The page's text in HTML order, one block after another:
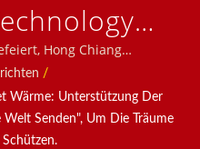
"Liebe
Hong Chiang
für die jährliche
Welt senden" fort.| Wir
Systeme für Restaurants,
/
Wärme: Unterstützung Der
Senden", Um Die Träume
Schützen.